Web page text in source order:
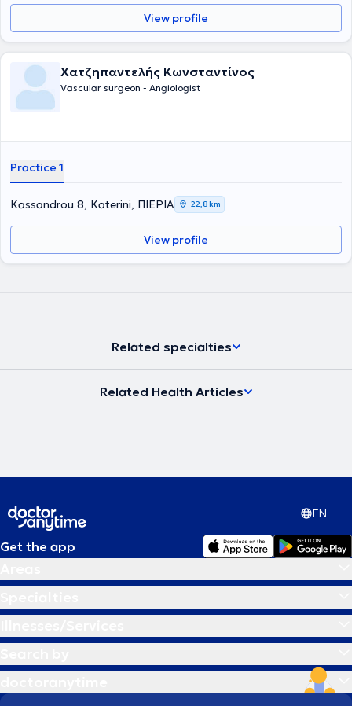
View profile
Χατζηπαντελής Κωνσταντίνος
Vascular surgeon - Angiologist
Practice 1
Kassandrou 8, Katerini, ΠΙΕΡΙΑ 22,8 km
View profile
Related specialties
Related Health Articles
EN
Get the app